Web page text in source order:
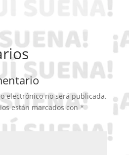
electrónico no será publicada.
están marcados con *